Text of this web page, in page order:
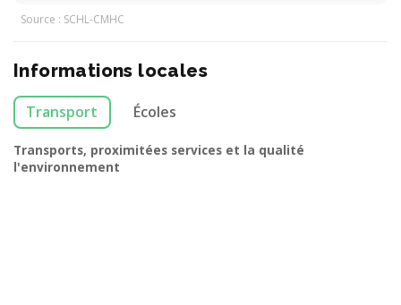
Source : SCHL-CMHC
Informations locales
Transport Écoles
Transports, proximitées services et la qualité
l'environnement